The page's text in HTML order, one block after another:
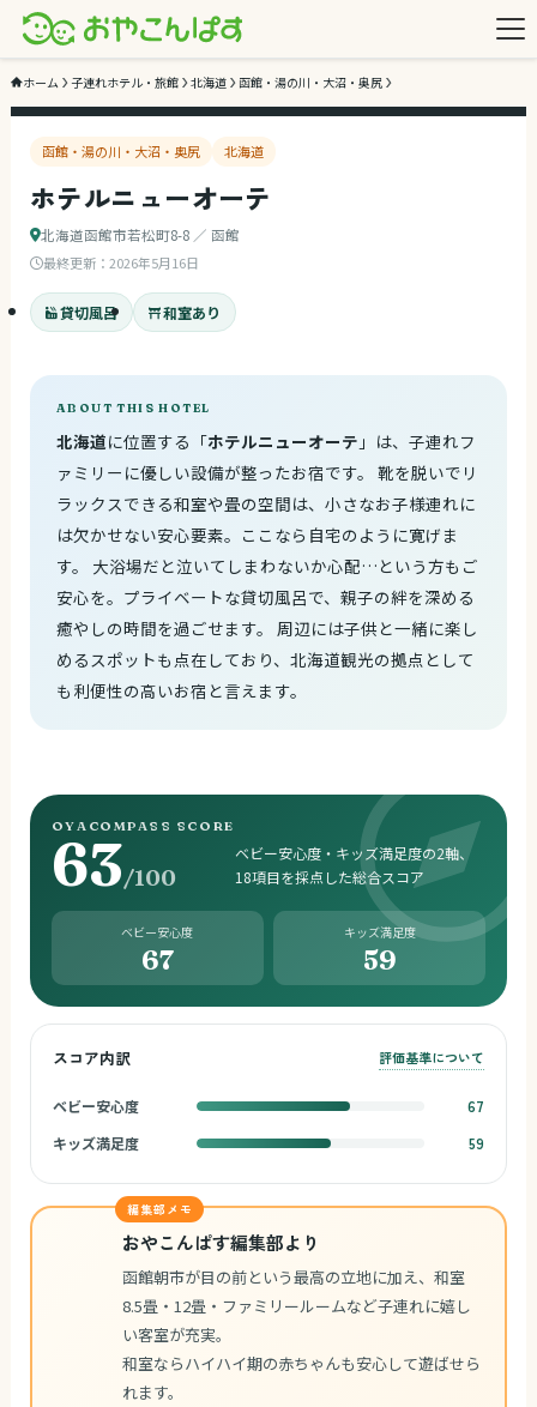
ホーム 子連れホテル・旅館 北海道 函館・湯の川・大沼・奥尻
函館・湯の川・大沼・奥尻 北海道
ホテルニューオーテ
北海道函館市若松町8-8 ／ 函館
最終更新： 2026年5月16日
貸切風呂 和室あり
ABOUT THIS HOTEL
北海道に位置する「ホテルニューオーテ 」は、子連れフ
ァミリーに優しい設備が整ったお宿です。 靴を脱いでリ
ラックスできる和室や畳の空間は、小さなお子様連れに
は欠かせない安心要素。ここなら自宅のように寛げま
す。 大浴場だと泣いてしまわないか心配…という方もご
安心を。プライベートな貸切風呂で、親子の絆を深める
癒やしの時間を過ごせます。 周辺には子供と一緒に楽し
めるスポットも点在しており、北海道観光の拠点として
も利便性の高いお宿と言えます。
OYACOMPASS SCORE
63/100
ベビー安心度・キッズ満足度の2軸、
18項目を採点した総合スコア
ベビー安心度
67
キッズ満足度
59
スコア内訳 評価基準について
ベビー安心度
67
キッズ満足度
59
編集部メモ
おやこんぱす編集部より
函館朝市が目の前という最高の立地に加え、和室
8.5畳・12畳・ファミリールームなど子連れに嬉し
い客室が充実。
和室ならハイハイ期の赤ちゃんも安心して遊ばせら
れます。